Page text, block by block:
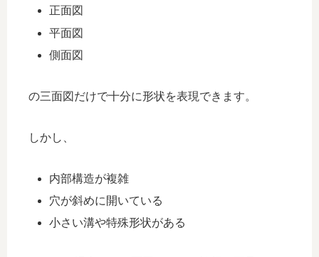
正面図
平面図
側面図
の三面図だけで十分に形状を表現できます。
しかし、
内部構造が複雑
穴が斜めに開いている
小さい溝や特殊形状がある